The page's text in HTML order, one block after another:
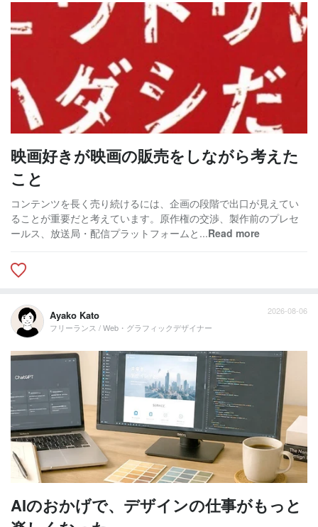
映画好きが映画の販売をしながら考えた
こと
コンテンツを長く売り続けるには、企画の段階で出口が見えてい
ることが重要だと考えています。原作権の交渉、製作前のプレセ
ールス、放送局・配信プラットフォームと...Read more
Ayako Kato
フリーランス / Web・グラフィックデザイナー
2026-08-06
AIのおかげで、デザインの仕事がもっと